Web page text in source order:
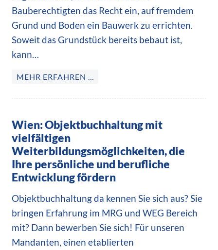
Bauberechtigten das Recht ein, auf fremdem
Grund und Boden ein Bauwerk zu errichten.
Soweit das Grundstück bereits bebaut ist,
kann…
MEHR ERFAHREN …
Wien: Objektbuchhaltung mit
vielfältigen
Weiterbildungsmöglichkeiten, die
Ihre persönliche und berufliche
Entwicklung fördern
Objektbuchhaltung da kennen Sie sich aus? Sie
bringen Erfahrung im MRG und WEG Bereich
mit? Dann bewerben Sie sich! Für unseren
Mandanten, einen etablierten